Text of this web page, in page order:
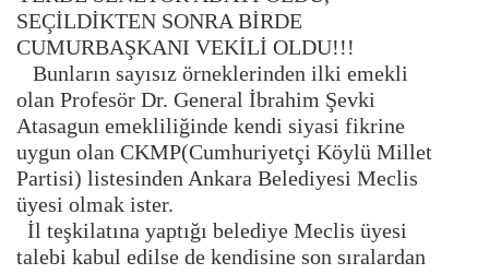
SEÇİLDİKTEN SONRA BİRDE
CUMURBAŞKANI VEKİLİ OLDU!!!
Bunların sayısız örneklerinden ilki emekli
olan Profesör Dr. General İbrahim Şevki
Atasagun emekliliğinde kendi siyasi fikrine
uygun olan CKMP(Cumhuriyetçi Köylü Millet
Partisi) listesinden Ankara Belediyesi Meclis
üyesi olmak ister.
İl teşkilatına yaptığı belediye Meclis üyesi
talebi kabul edilse de kendisine son sıralardan